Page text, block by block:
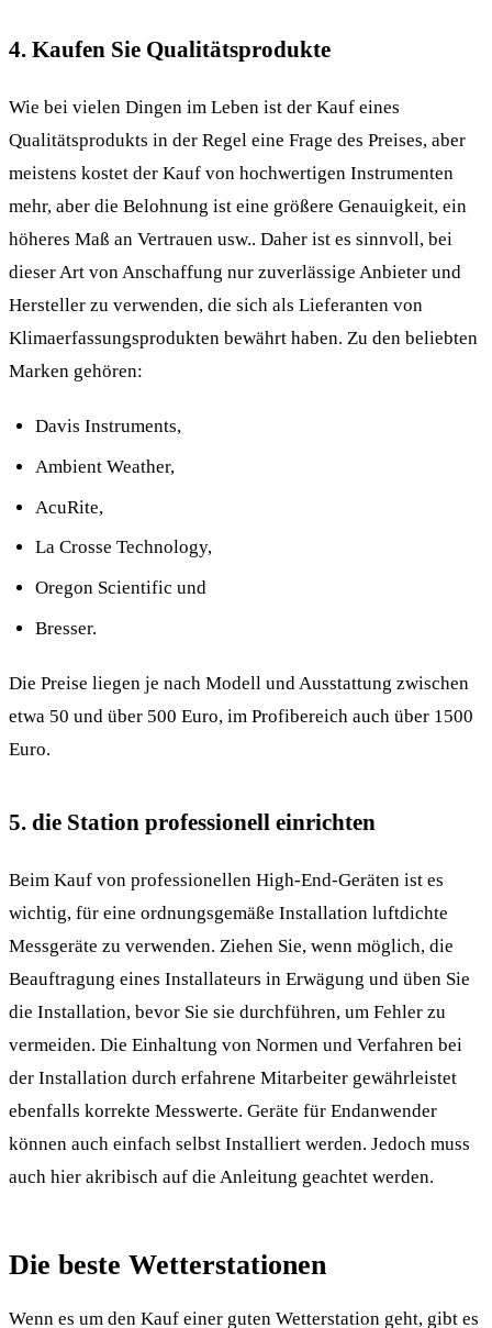
4. Kaufen Sie Qualitätsprodukte
Wie bei vielen Dingen im Leben ist der Kauf eines
Qualitätsprodukts in der Regel eine Frage des Preises, aber
meistens kostet der Kauf von hochwertigen Instrumenten
mehr, aber die Belohnung ist eine größere Genauigkeit, ein
höheres Maß an Vertrauen usw.. Daher ist es sinnvoll, bei
dieser Art von Anschaffung nur zuverlässige Anbieter und
Hersteller zu verwenden, die sich als Lieferanten von
Klimaerfassungsprodukten bewährt haben. Zu den beliebten
Marken gehören:
Davis Instruments,
Ambient Weather,
AcuRite,
La Crosse Technology,
Oregon Scientific und
Bresser.
Die Preise liegen je nach Modell und Ausstattung zwischen
etwa 50 und über 500 Euro, im Profibereich auch über 1500
Euro.
5. die Station professionell einrichten
Beim Kauf von professionellen High-End-Geräten ist es
wichtig, für eine ordnungsgemäße Installation luftdichte
Messgeräte zu verwenden. Ziehen Sie, wenn möglich, die
Beauftragung eines Installateurs in Erwägung und üben Sie
die Installation, bevor Sie sie durchführen, um Fehler zu
vermeiden. Die Einhaltung von Normen und Verfahren bei
der Installation durch erfahrene Mitarbeiter gewährleistet
ebenfalls korrekte Messwerte. Geräte für Endanwender
können auch einfach selbst Installiert werden. Jedoch muss
auch hier akribisch auf die Anleitung geachtet werden.
Die beste Wetterstationen
Wenn es um den Kauf einer guten Wetterstation geht, gibt es